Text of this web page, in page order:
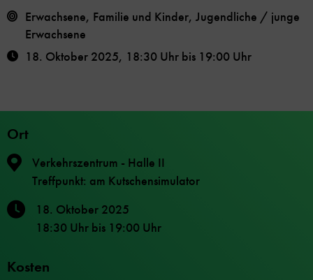
Erwachsene, Familie und Kinder, Jugendliche / junge
Erwachsene
18. Oktober 2025, 18:30 Uhr bis 19:00 Uhr
Ort
Verkehrszentrum - Halle II
Treffpunkt: am Kutschensimulator
18. Oktober 2025
18:30 Uhr bis 19:00 Uhr
Kosten